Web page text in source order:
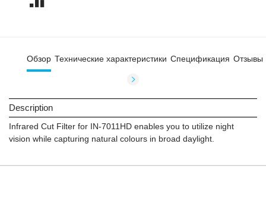
Обзор Технические характеристики Спецификация Отзывы
Description
Infrared Cut Filter for IN-7011HD enables you to utilize night
vision while capturing natural colours in broad daylight.